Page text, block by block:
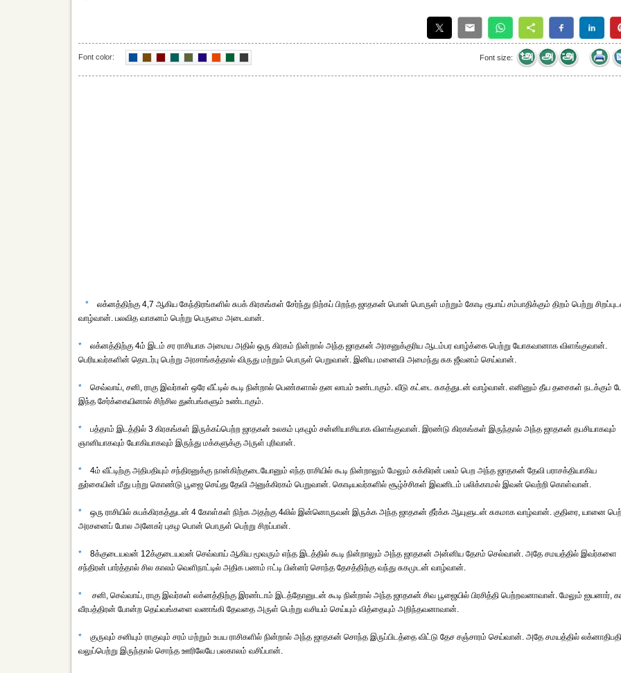
Font color: Font size:
* லக்னத்திற்கு 4,7 ஆகிய கேந்திரங்களில் சுபக் கிரகங்கள் சேர்ந்து நிற்கப் பிறந்த ஜாதகன் பொன் பொருள் மற்றும் கோடி ரூபாய் சம்பாதிக்கும் திறம் பெற்று
வாழ்வான். பலவித வாகனம் பெற்று பெருமை அடைவான்.
* லக்னத்திற்கு 4ம் இடம் சர ராசியாக அமைய அதில் ஒரு கிரகம் நின்றால் அந்த ஜாதகன் அரசனுக்குரிய ஆடம்பர வாழ்க்கை பெற்று யோகவானாக விளங்குவான்.
பெரியவர்களின் தொடர்பு பெற்று அரசாங்கத்தால் விருது மற்றும் பொருள் பெறுவான். இனிய மனைவி அமைந்து சுக ஜீவனம் செய்வான்.
* செவ்வாய், சனி, ராகு இவர்கள் ஒரே வீட்டில் கூடி நின்றால் பெண்களால் தன லாபம் உண்டாகும். வீடு கட்டை சுகத்துடன் வாழ்வான். எனினும் தீய தசைகள் நடக்கும்
இந்த சேர்க்கையினால் சிற்சில துன்பங்களும் உண்டாகும்.
* பத்தாம் இடத்தில் 3 கிரகங்கள் இருக்கப்பெற்ற ஜாதகன் உலகம் புகழும் சன்னியாசியாக விளங்குவான். இரண்டு கிரகங்கள் இருந்தால் அந்த ஜாதகன் தபசியாகவும்
ஞானியாகவும் யோகியாகவும் இருந்து மக்களுக்கு அருள் புரிவான்.
* 4ம் வீட்டிற்கு அதிபதியும் சந்திரனுக்கு நான்கிற்குடையோனும் எந்த ராசியில் கூடி நின்றாலும் மேலும் சுக்கிரன் பலம் பெற அந்த ஜாதகன் தேவி பராசக்தியாகிய
துர்கையின் மீது பற்று கொண்டு பூஜை செய்து தேவி அனுக்கிரகம் பெறுவான். கொடியவர்களில் சூழ்ச்சிகள் இவனிடம் பலிக்காமல் இவன் வெற்றி கொள்வான்.
* ஒரு ராசியில் சுபக்கிரகத்துடன் 4 கோள்கள் நிற்க அதற்கு 4லில் இன்னொருவன் இருக்க அந்த ஜாதகன் தீர்க்க ஆயுளுடன் சுகமாக வாழ்வான். குதிரை, யானை
அரசனைப் போல அனேகர் புகழ பொன் பொருள் பெற்று சிறப்பான்.
* 8க்குடையவன் 12க்குடையவன் செவ்வாய் ஆகிய மூவரும் எந்த இடத்தில் கூடி நின்றாலும் அந்த ஜாதகன் அன்னிய தேசம் செல்வான். அதே சமயத்தில் இவர்களை
சந்திரன் பார்த்தால் சில காலம் வெளிநாட்டில் அதிக பணம் ஈட்டி பின்னர் சொந்த தேசத்திற்கு வந்து சுகமுடன் வாழ்வான்.
* சனி, செவ்வாய், ராகு இவர்கள் லக்னத்திற்கு இரண்டாம் இடத்தோனுடன் கூடி நின்றால் அந்த ஜாதகன் சிவ பூஜையில் பிரசித்தி பெற்றவனாவான். மேலும் ஐயனார்,
வீரபத்திரன் போன்ற தெய்வங்களை வணங்கி தேவதை அருள் பெற்று வசியம் செய்யும் வித்தையும் அறிந்தவனாவான்.
* குருவும் சனியும் ராகுவும் சரம் மற்றும் உபய ராசிகளில் நின்றால் அந்த ஜாதகன் சொந்த இருப்பிடத்தை விட்டு தேச சஞ்சாரம் செய்வான். அதே சமயத்தில் லக்னாதிபதி
வலுப்பெற்று இருந்தால் சொந்த ஊரிலேயே பலகாலம் வசிப்பான்.